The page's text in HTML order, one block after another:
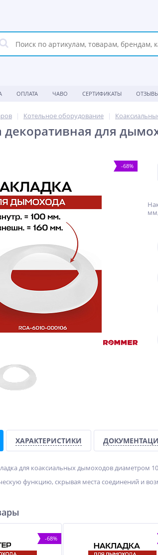
ОПЛАТА ЧАВО СЕРТИФИКАТЫ
Котельное оборудование
для
-68%
ХАРАКТЕРИСТИКИ
для коаксиальных дымоходов диаметром
функцию, скрывая места соединений и
-68%